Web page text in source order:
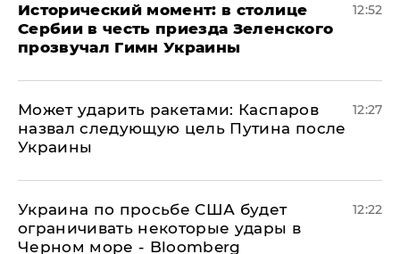
Исторический момент: в столице
Сербии в честь приезда Зеленского
прозвучал Гимн Украины
12:52
Может ударить ракетами: Каспаров
назвал следующую цель Путина после
Украины
12:27
Украина по просьбе США будет
ограничивать некоторые удары в
Черном море - Bloomberg
12:22